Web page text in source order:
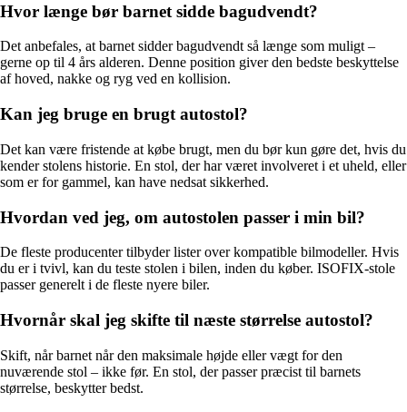
Hvor længe bør barnet sidde bagudvendt?
Det anbefales, at barnet sidder bagudvendt så længe som muligt –
gerne op til 4 års alderen. Denne position giver den bedste beskyttelse
af hoved, nakke og ryg ved en kollision.
Kan jeg bruge en brugt autostol?
Det kan være fristende at købe brugt, men du bør kun gøre det, hvis du
kender stolens historie. En stol, der har været involveret i et uheld, eller
som er for gammel, kan have nedsat sikkerhed.
Hvordan ved jeg, om autostolen passer i min bil?
De fleste producenter tilbyder lister over kompatible bilmodeller. Hvis
du er i tvivl, kan du teste stolen i bilen, inden du køber. ISOFIX-stole
passer generelt i de fleste nyere biler.
Hvornår skal jeg skifte til næste størrelse autostol?
Skift, når barnet når den maksimale højde eller vægt for den
nuværende stol – ikke før. En stol, der passer præcist til barnets
størrelse, beskytter bedst.